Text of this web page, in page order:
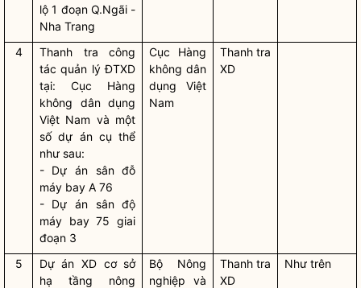
lộ 1 đoạn Q.Ngãi -
Nha Trang
4 Thanh tracông
tác quản lý ĐTXD
tại: Cục Hàng
không dân dụng
Việt Nam và một
số dự án cụ thể
như sau:
- Dự án sân đỗ
máy bay A 76
- Dự án sân độ
máy bay 75 giai
đoạn 3
Cục Hàng
không dân
dụng Việt
Nam
Thanh tra
XD
5
Dự án XD cơ sở
hạ tầng nông
Bộ Nông
nghiệp và
Thanh tra
XD
Như trên